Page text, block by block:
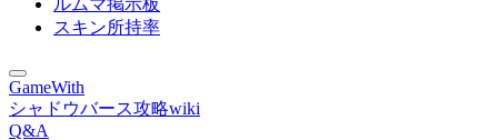
ルムマ掲示板
スキン所持率
GameWith
シャドウバース攻略wiki
Q&A